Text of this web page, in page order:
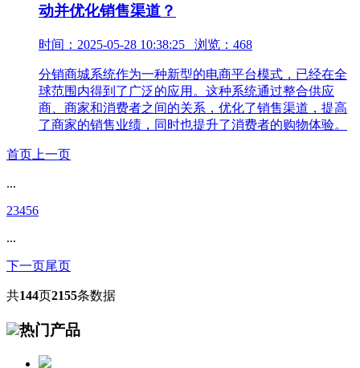
动并优化销售渠道？
时间：2025-05-28 10:38:25 浏览：468
分销商城系统作为一种新型的电商平台模式，已经在全
球范围内得到了广泛的应用。这种系统通过整合供应
商、商家和消费者之间的关系，优化了销售渠道，提高
了商家的销售业绩，同时也提升了消费者的购物体验。
首页 上一页
...
23456
...
下一页尾页
共144页2155条数据
热门产品